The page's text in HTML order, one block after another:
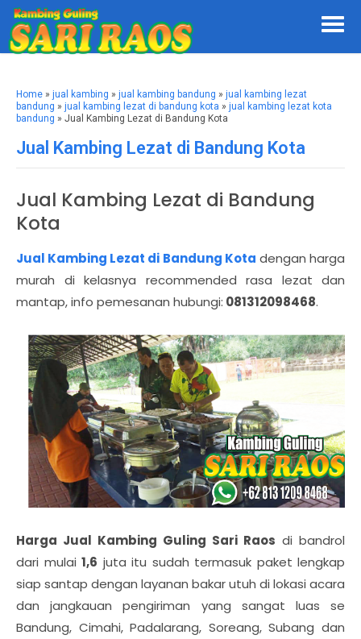
Home » jual kambing » jual kambing bandung » jual kambing lezat
bandung » jual kambing lezat di bandung kota » jual kambing lezat kota
bandung » Jual Kambing Lezat di Bandung Kota
Jual Kambing Lezat di Bandung Kota
Jual Kambing Lezat di Bandung
Kota
Jual Kambing Lezat di Bandung Kota dengan harga
murah di kelasnya recommended rasa lezat dan
mantap, info pemesanan hubungi: 081312098468.
Harga Jual Kambing Guling Sari Raos di bandrol
dari mulai 1,6 juta itu sudah termasuk paket lengkap
siap santap dengan layanan bakar utuh di lokasi acara
dan jangkauan pengiriman yang sangat luas se
Bandung, Cimahi, Padalarang, Soreang, Subang dan